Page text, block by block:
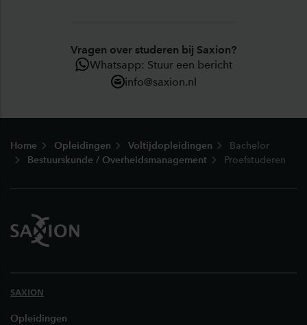
Vragen over studeren bij Saxion?
Whatsapp: Stuur een bericht
info@saxion.nl
Home Opleidingen Voltijdopleidingen
Bachelor
Bestuurskunde / Overheidsmanagement
Proefstuderen
SAXION
Opleidingen